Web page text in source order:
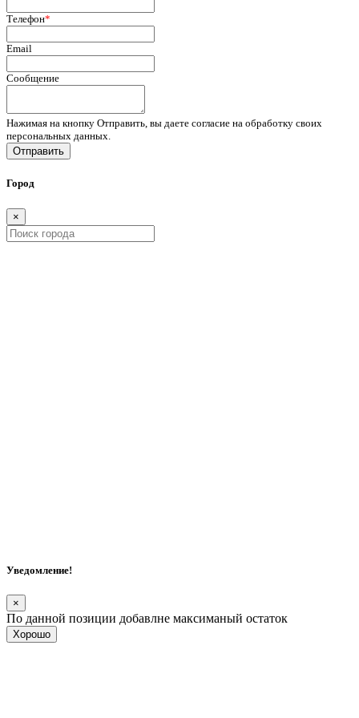
Телефон*
Email
Сообщение
Нажимая на кнопку Отправить, вы даете согласие на обработку своих
персональных данных.
Отправить
Город
×
Уведомление!
×
По данной позиции добавлне максиманый остаток
Хорошо